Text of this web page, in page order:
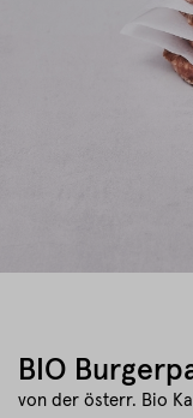
BIO
von der österr. Bio